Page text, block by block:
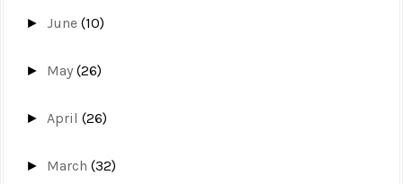
►June(10)
► May(26)
► April(26)
► March(32)